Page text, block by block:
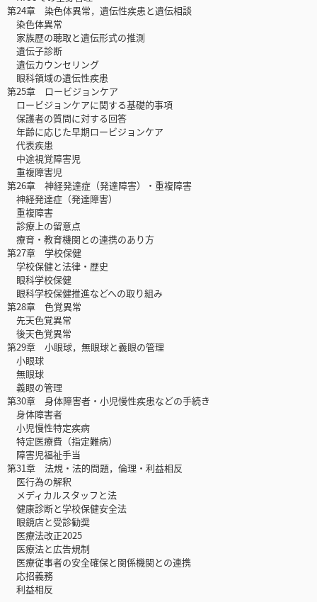
第24章 染色体異常，遺伝性疾患と遺伝相談
染色体異常
家族歴の聴取と遺伝形式の推測
遺伝子診断
遺伝カウンセリング
眼科領域の遺伝性疾患
第25章 ロービジョンケア
ロービジョンケアに関する基礎的事項
保護者の質問に対する回答
年齢に応じた早期ロービジョンケア
代表疾患
中途視覚障害児
重複障害児
第26章 神経発達症（発達障害）・重複障害
神経発達症（発達障害）
重複障害
診療上の留意点
療育・教育機関との連携のあり方
第27章 学校保健
学校保健と法律・歴史
眼科学校保健
眼科学校保健推進などへの取り組み
第28章 色覚異常
先天色覚異常
後天色覚異常
第29章 小眼球，無眼球と義眼の管理
小眼球
無眼球
義眼の管理
第30章 身体障害者・小児慢性疾患などの手続き
身体障害者
小児慢性特定疾病
特定医療費（指定難病）
障害児福祉手当
第31章 法規・法的問題，倫理・利益相反
医行為の解釈
メディカルスタッフと法
健康診断と学校保健安全法
眼鏡店と受診勧奨
医療法改正2025
医療法と広告規制
医療従事者の安全確保と関係機関との連携
応招義務
利益相反